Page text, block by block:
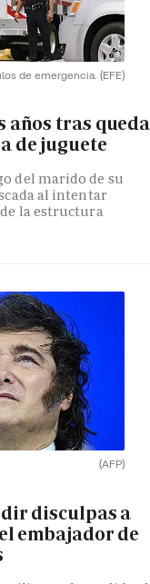
de emergencia. (EFE)
años tras
de juguete
del marido de su
al intentar
la estructura
(AFP)
disculpas a
embajador de